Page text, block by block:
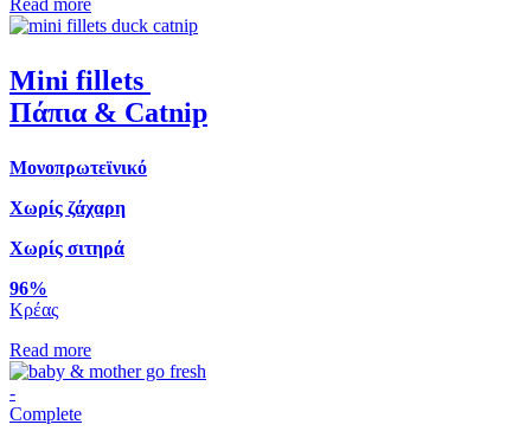
Mini fillets
Πάπια & Catnip
Μονοπρωτεϊνικό
Χωρίς ζάχαρη
Χωρίς σιτηρά
96%
Κρέας
Read more
-
Complete